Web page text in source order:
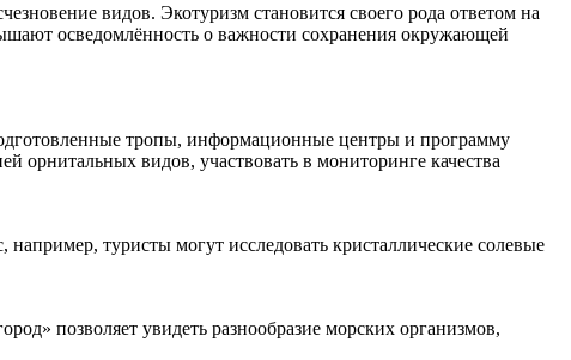
видов. Экотуризм становится своего рода ответом на
осведомлённость о важности сохранения окружающей
тропы, информационные центры и программу
орнитальных видов, участвовать в мониторинге качества
туристы могут исследовать кристаллические солевые
позволяет увидеть разнообразие морских организмов,